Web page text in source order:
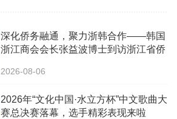
深化侨务融通，聚力浙韩合作——韩国
浙江商会会长张益波博士到访浙江省侨
2026-08-06
2026年“文化中国·水立方杯”中文歌曲大
赛总决赛落幕，选手精彩表现来啦